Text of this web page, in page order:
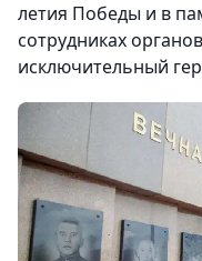
летия Победы и в
сотрудниках
исключительный